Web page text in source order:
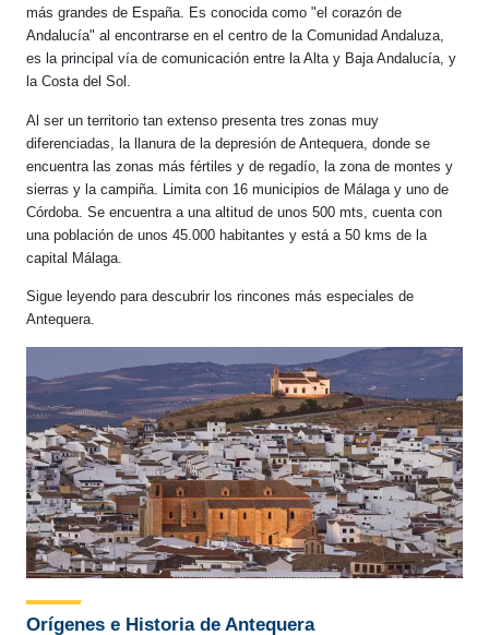
más grandes de España. Es conocida como "el corazón de
Andalucía" al encontrarse en el centro de la Comunidad Andaluza,
es la principal vía de comunicación entre la Alta y Baja Andalucía, y
la Costa del Sol.
Al ser un territorio tan extenso presenta tres zonas muy
diferenciadas, la llanura de la depresión de Antequera, donde se
encuentra las zonas más fértiles y de regadío, la zona de montes y
sierras y la campiña. Limita con 16 municipios de Málaga y uno de
Córdoba. Se encuentra a una altitud de unos 500 mts, cuenta con
una población de unos 45.000 habitantes y está a 50 kms de la
capital Málaga.
Sigue leyendo para descubrir los rincones más especiales de
Antequera.
Orígenes e Historia de Antequera